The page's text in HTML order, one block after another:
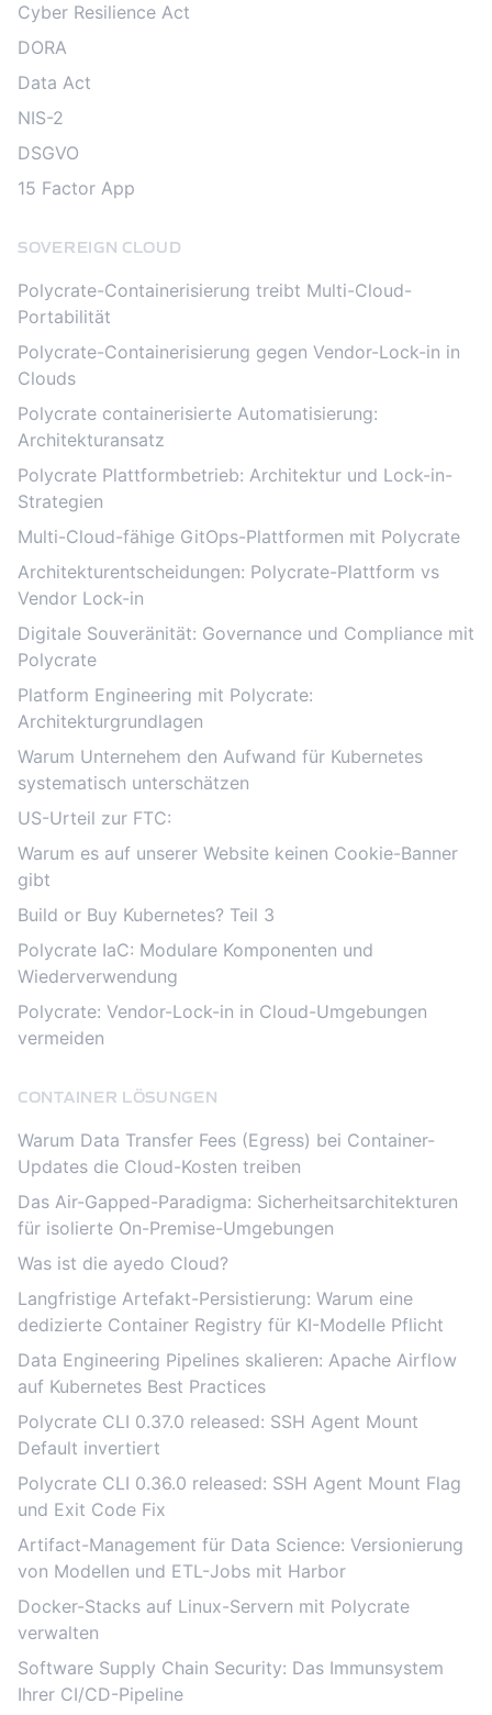
Cyber Resilience Act
DORA
Data Act
NIS-2
DSGVO
15 Factor App
SOVEREIGN CLOUD
Polycrate-Containerisierung treibt Multi-Cloud-
Portabilität
Polycrate-Containerisierung gegen Vendor-Lock-in in
Clouds
Polycrate containerisierte Automatisierung:
Architekturansatz
Polycrate Plattformbetrieb: Architektur und Lock-in-
Strategien
Multi-Cloud-fähige GitOps-Plattformen mit Polycrate
Architekturentscheidungen: Polycrate-Plattform vs
Vendor Lock-in
Digitale Souveränität: Governance und Compliance mit
Polycrate
Platform Engineering mit Polycrate:
Architekturgrundlagen
Warum Unternehem den Aufwand für Kubernetes
systematisch unterschätzen
US-Urteil zur FTC:
Warum es auf unserer Website keinen Cookie-Banner
gibt
Build or Buy Kubernetes? Teil 3
Polycrate IaC: Modulare Komponenten und
Wiederverwendung
Polycrate: Vendor-Lock-in in Cloud-Umgebungen
vermeiden
CONTAINER LÖSUNGEN
Warum Data Transfer Fees (Egress) bei Container-
Updates die Cloud-Kosten treiben
Das Air-Gapped-Paradigma: Sicherheitsarchitekturen
für isolierte On-Premise-Umgebungen
Was ist die ayedo Cloud?
Langfristige Artefakt-Persistierung: Warum eine
dedizierte Container Registry für KI-Modelle Pflicht
Data Engineering Pipelines skalieren: Apache Airflow
auf Kubernetes Best Practices
Polycrate CLI 0.37.0 released: SSH Agent Mount
Default invertiert
Polycrate CLI 0.36.0 released: SSH Agent Mount Flag
und Exit Code Fix
Artifact-Management für Data Science: Versionierung
von Modellen und ETL-Jobs mit Harbor
Docker-Stacks auf Linux-Servern mit Polycrate
verwalten
Software Supply Chain Security: Das Immunsystem
Ihrer CI/CD-Pipeline